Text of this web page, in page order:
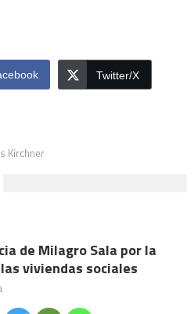
Twitter/X
Kirchner
de Milagro Sala por la
viviendas sociales